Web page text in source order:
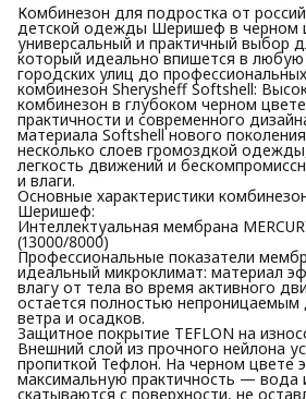
Комбинезон для подростка от
детской одежды Шеришеф в черном
универсальный и практичный выбор
который идеально впишется в
городских улиц до
комбинезон Sherysheff Softshell:
комбинезон в глубоком черном
практичности и современного
материала Softshell нового
несколько слоев громоздкой
легкость движений и
и влаги.
Основные характеристики
Шеришеф:
Интеллектуальная мембрана
(13000/8000)
Профессиональные показатели
идеальный микроклимат: материал
влагу от тела во время активного
остается полностью
ветра и осадков.
Защитное покрытие TEFLON на
Внешний слой из прочного нейлона
пропиткой Тефлон. На черном цвете
максимальную практичность — вода
скатываются с поверхности, не